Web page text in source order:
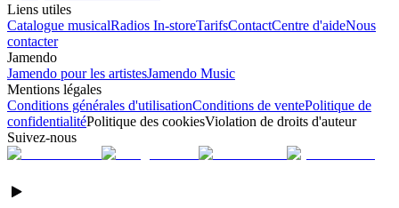
Liens utiles
Catalogue musicalRadios In-storeTarifsContactCentre d'aideNous
contacter
Jamendo
Jamendo pour les artistesJamendo Music
Mentions légales
Conditions générales d'utilisationConditions de ventePolitique de
confidentialitéPolitique des cookiesViolation de droits d'auteur
Suivez-nous